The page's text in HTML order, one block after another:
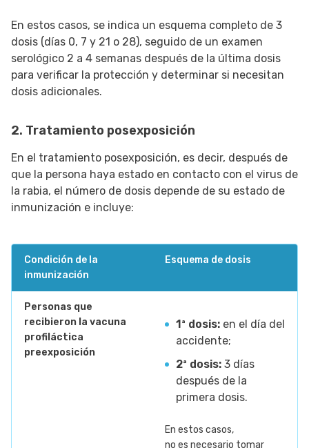
En estos casos, se indica un esquema completo de 3
dosis (días 0, 7 y 21 o 28), seguido de un examen
serológico 2 a 4 semanas después de la última dosis
para verificar la protección y determinar si necesitan
dosis adicionales.
2. Tratamiento posexposición
En el tratamiento posexposición, es decir, después de
que la persona haya estado en contacto con el virus de
la rabia, el número de dosis depende de su estado de
inmunización e incluye:
Condición de la
inmunización
Esquema de dosis
Personas que
recibieron la vacuna
profiláctica
preexposición
1ª dosis: en el día del
accidente;
2ª dosis: 3 días
después de la
primera dosis.
En estos casos,
no es necesario tomar